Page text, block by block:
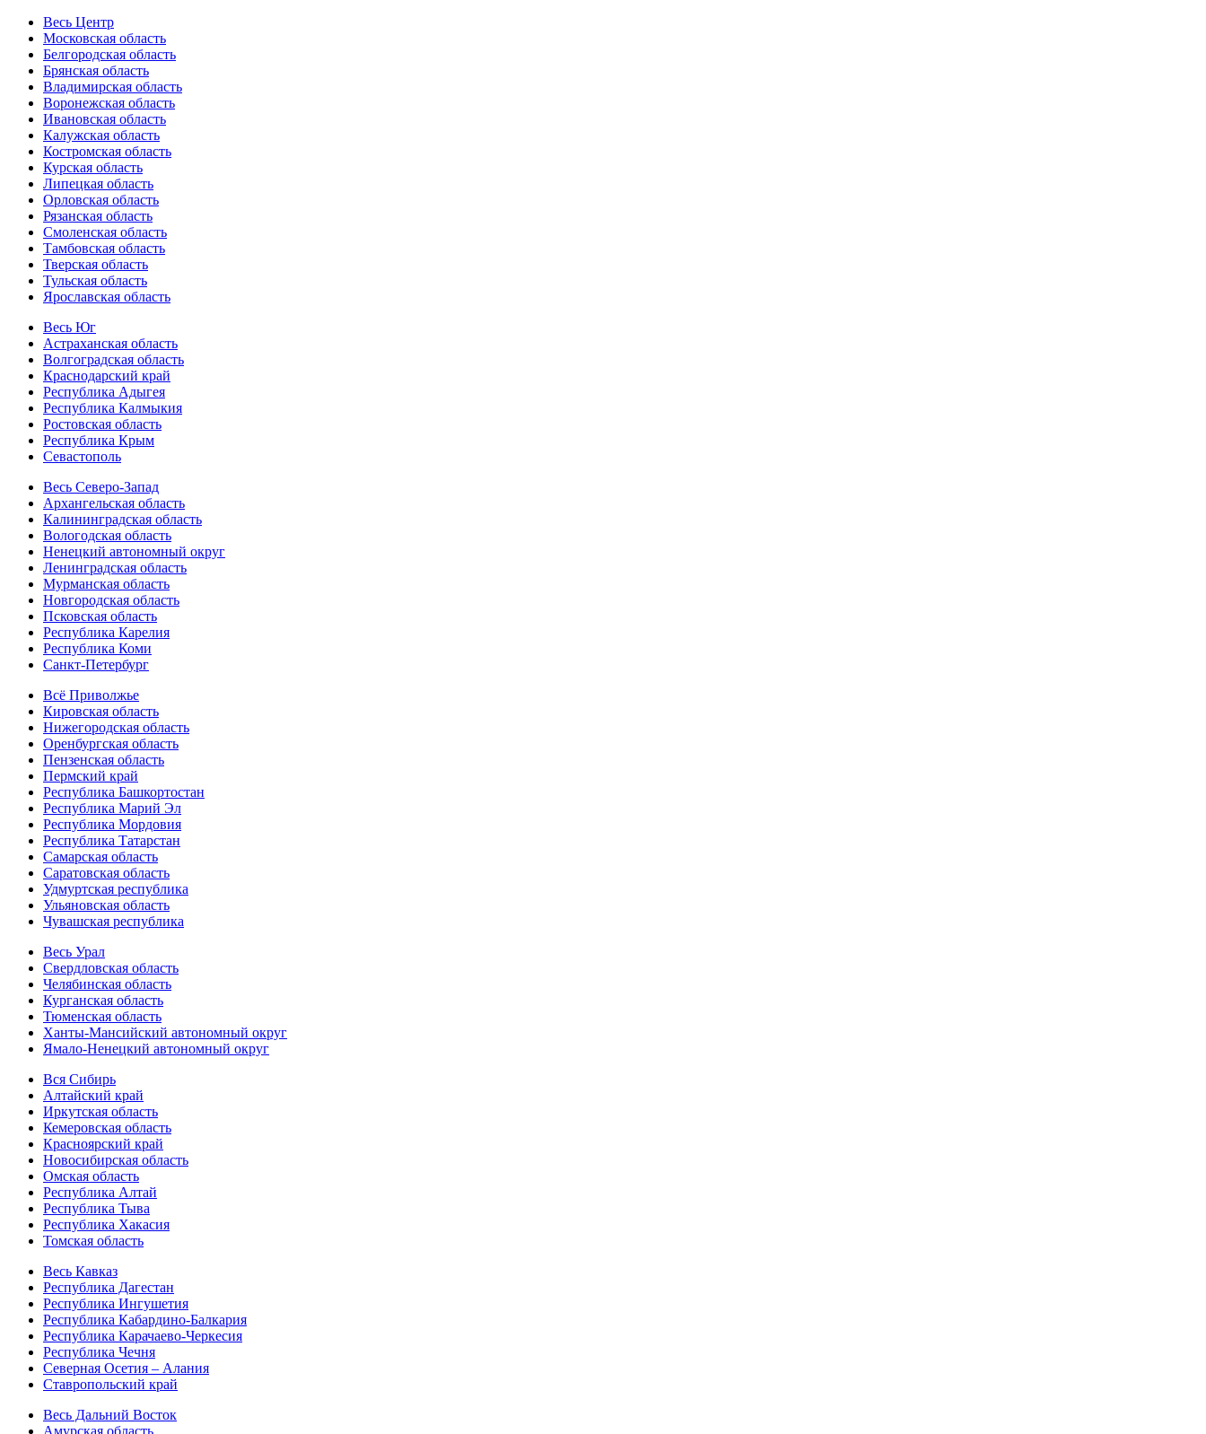
Весь Центр
Московская область
Белгородская область
Брянская область
Владимирская область
Воронежская область
Ивановская область
Калужская область
Костромская область
Курская область
Липецкая область
Орловская область
Рязанская область
Смоленская область
Тамбовская область
Тверская область
Тульская область
Ярославская область
Весь Юг
Астраханская область
Волгоградская область
Краснодарский край
Республика Адыгея
Республика Калмыкия
Ростовская область
Республика Крым
Севастополь
Весь Северо-Запад
Архангельская область
Калининградская область
Вологодская область
Ненецкий автономный округ
Ленинградская область
Мурманская область
Новгородская область
Псковская область
Республика Карелия
Республика Коми
Санкт-Петербург
Всё Приволжье
Кировская область
Нижегородская область
Оренбургская область
Пензенская область
Пермский край
Республика Башкортостан
Республика Марий Эл
Республика Мордовия
Республика Татарстан
Самарская область
Саратовская область
Удмуртская республика
Ульяновская область
Чувашская республика
Весь Урал
Свердловская область
Челябинская область
Курганская область
Тюменская область
Ханты-Мансийский автономный округ
Ямало-Ненецкий автономный округ
Вся Сибирь
Алтайский край
Иркутская область
Кемеровская область
Красноярский край
Новосибирская область
Омская область
Республика Алтай
Республика Тыва
Республика Хакасия
Томская область
Весь Кавказ
Республика Дагестан
Республика Ингушетия
Республика Кабардино-Балкария
Республика Карачаево-Черкесия
Республика Чечня
Северная Осетия – Алания
Ставропольский край
Весь Дальний Восток
Амурская область